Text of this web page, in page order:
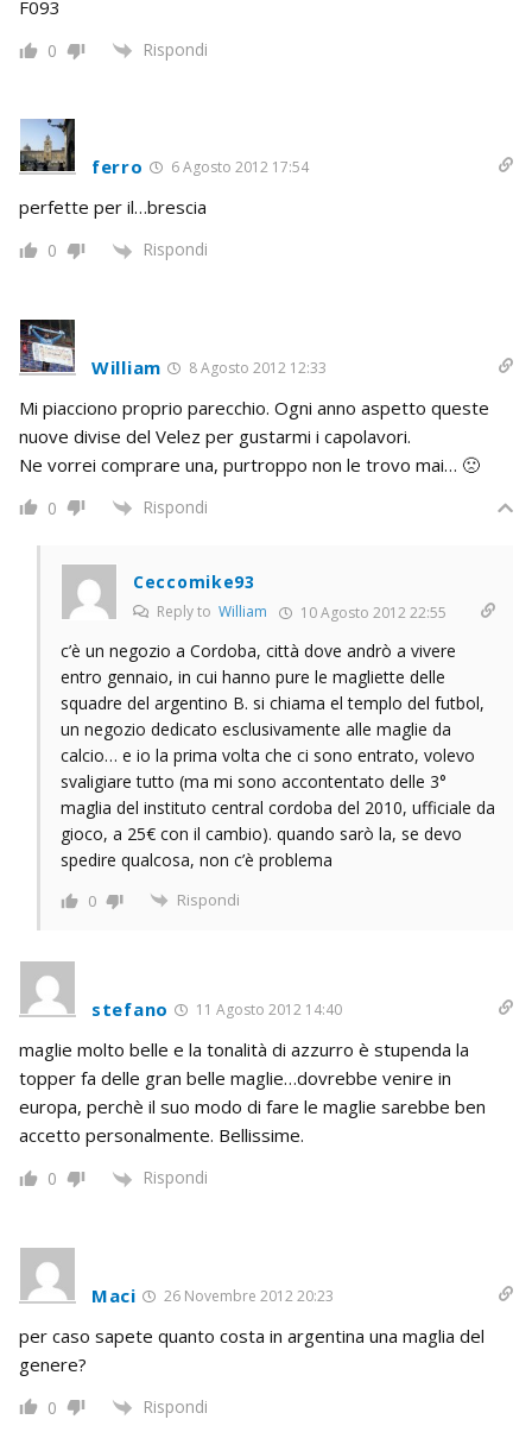
F093
0 Rispondi
ferro 6 Agosto 2012 17:54
perfette per il…brescia
0 Rispondi
William 8 Agosto 2012 12:33
Mi piacciono proprio parecchio. Ogni anno aspetto queste
nuove divise del Velez per gustarmi i capolavori.
Ne vorrei comprare una, purtroppo non le trovo mai… 🙁
0 Rispondi
Ceccomike93
Reply to William 10 Agosto 2012 22:55
c’è un negozio a Cordoba, città dove andrò a vivere
entro gennaio, in cui hanno pure le magliette delle
squadre del argentino B. si chiama el templo del futbol,
un negozio dedicato esclusivamente alle maglie da
calcio… e io la prima volta che ci sono entrato, volevo
svaligiare tutto (ma mi sono accontentato delle 3°
maglia del instituto central cordoba del 2010, ufficiale da
gioco, a 25€ con il cambio). quando sarò la, se devo
spedire qualcosa, non c’è problema
0 Rispondi
stefano 11 Agosto 2012 14:40
maglie molto belle e la tonalità di azzurro è stupenda la
topper fa delle gran belle maglie…dovrebbe venire in
europa, perchè il suo modo di fare le maglie sarebbe ben
accetto personalmente. Bellissime.
0 Rispondi
Maci 26 Novembre 2012 20:23
per caso sapete quanto costa in argentina una maglia del
genere?
0 Rispondi